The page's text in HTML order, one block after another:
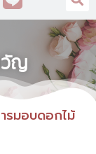
วัญ
รมอบดอกไม้